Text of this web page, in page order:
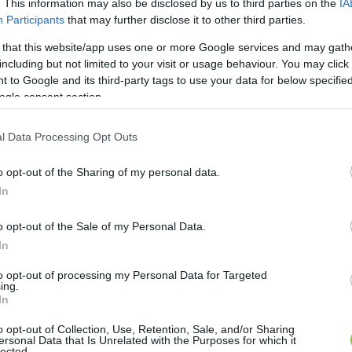
This information may also be disclosed by us to third parties on the
Participants that may further disclose it to other third parties.
that this website/app uses one or more Google services and may
but not limited to your visit or usage behaviour. You may
to Google and its third-party tags to use your data for below
consent section.
Data Processing Opt Outs
opt-out of the Sharing of my personal data.
opt-out of the Sale of my Personal Data.
opt-out of processing my Personal Data for Targeted
opt-out of Collection, Use, Retention, Sale, and/or Sharing
Data that Is Unrelated with the Purposes for which it
köszönhetően egyre több IT és automatizálási
és robottechnikusok is kulcsszerepet
és juttatások